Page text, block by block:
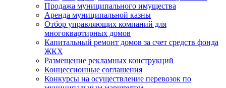
Продажа муниципального имущества
Аренда муниципальной казны
Отбор управляющих компаний для
многоквартирных домов
Капитальный ремонт домов за счет средств фонда
ЖКХ
Размещение рекламных конструкций
Концессионные соглашения
Конкурсы на осуществление перевозок по